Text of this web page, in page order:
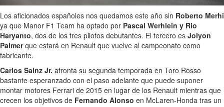
Los aficionados españoles nos quedamos este año sin Roberto Merhi
ya que Manor F1 Team ha optado por Pascal Werhlein y Rio
Haryanto, dos de los tres pilotos debutantes. El tercero es Jolyon
Palmerque estará en Renault que vuelve al campeonato como
fabricante.
Carlos Sainz Jr. afronta su segunda temporada en Toro Rosso
bastante esperanzado con el paso adelante que puede suponer
montar motores Ferrari de 2015 en lugar de los Renault mientras que
crecen los objetivos de Fernando Alonso en McLaren-Honda tras un